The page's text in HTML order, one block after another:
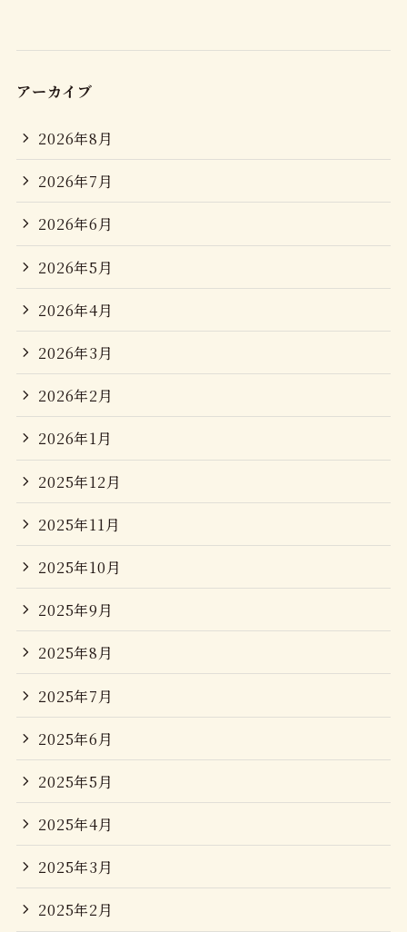
アーカイブ
2026年8月
2026年7月
2026年6月
2026年5月
2026年4月
2026年3月
2026年2月
2026年1月
2025年12月
2025年11月
2025年10月
2025年9月
2025年8月
2025年7月
2025年6月
2025年5月
2025年4月
2025年3月
2025年2月